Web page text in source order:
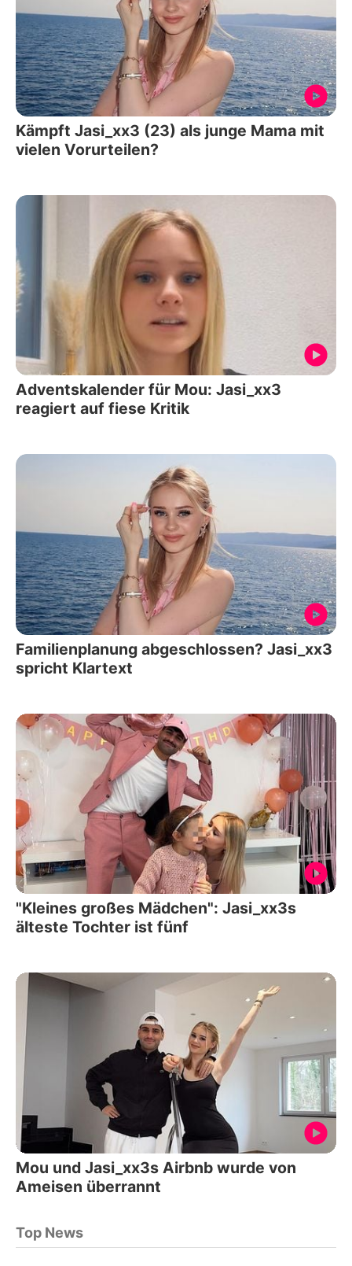
Kämpft Jasi_xx3 (23) als junge Mama mit
vielen Vorurteilen?
Adventskalender für Mou: Jasi_xx3
reagiert auf fiese Kritik
Familienplanung abgeschlossen? Jasi_xx3
spricht Klartext
"Kleines großes Mädchen": Jasi_xx3s
älteste Tochter ist fünf
Mou und Jasi_xx3s Airbnb wurde von
Ameisen überrannt
Top News